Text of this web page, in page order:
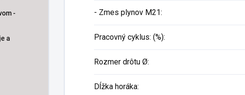
-
a
- Zmes plynov M21:
Pracovný cyklus: (%):
Rozmer drôtu Ø:
Dĺžka horáka: